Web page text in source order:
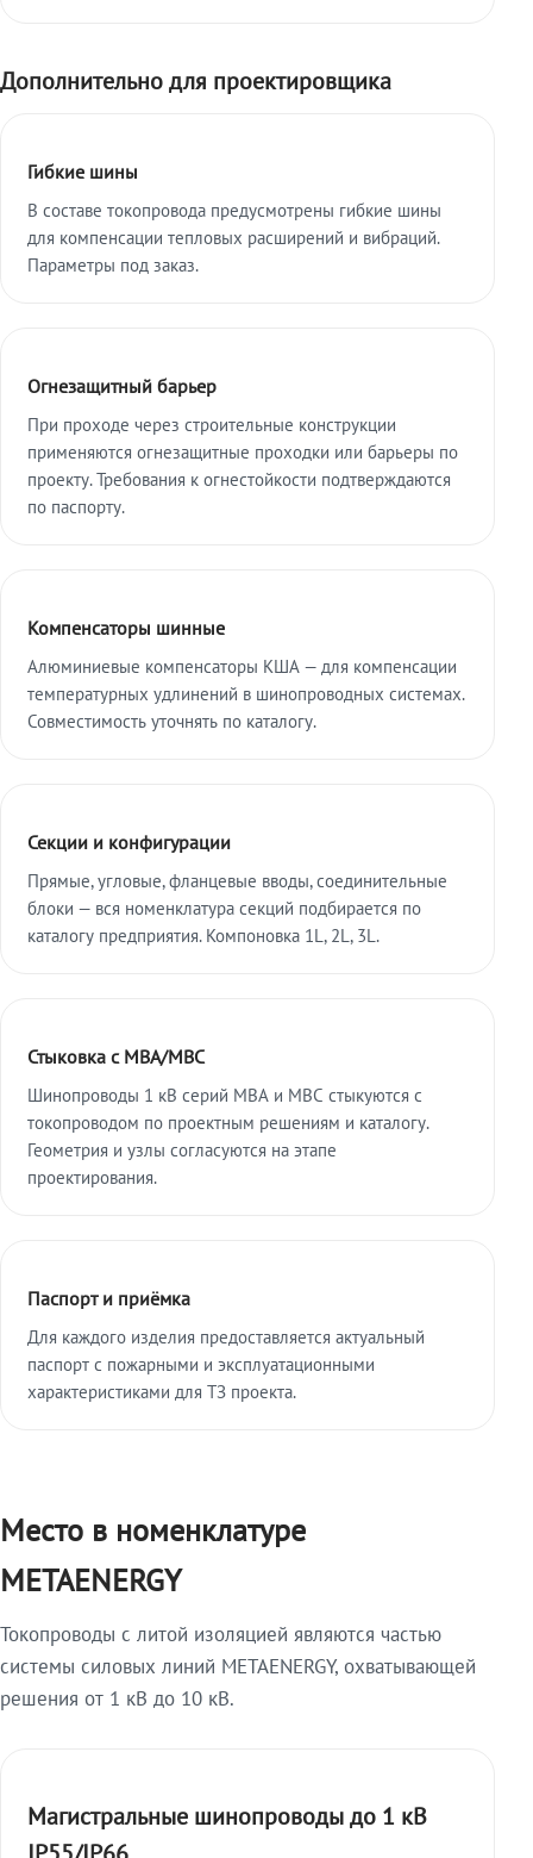
Дополнительно для проектировщика
Гибкие шины
В составе токопровода предусмотрены гибкие шины
для компенсации тепловых расширений и вибраций.
Параметры под заказ.
Огнезащитный барьер
При проходе через строительные конструкции
применяются огнезащитные проходки или барьеры по
проекту. Требования к огнестойкости подтверждаются
по паспорту.
Компенсаторы шинные
Алюминиевые компенсаторы КША — для компенсации
температурных удлинений в шинопроводных системах.
Совместимость уточнять по каталогу.
Секции и конфигурации
Прямые, угловые, фланцевые вводы, соединительные
блоки — вся номенклатура секций подбирается по
каталогу предприятия. Компоновка 1L, 2L, 3L.
Стыковка с МВА/МВС
Шинопроводы 1 кВ серий МВА и МВС стыкуются с
токопроводом по проектным решениям и каталогу.
Геометрия и узлы согласуются на этапе
проектирования.
Паспорт и приёмка
Для каждого изделия предоставляется актуальный
паспорт с пожарными и эксплуатационными
характеристиками для ТЗ проекта.
Место в номенклатуре
METAENERGY
Токопроводы с литой изоляцией являются частью
системы силовых линий METAENERGY, охватывающей
решения от 1 кВ до 10 кВ.
Магистральные шинопроводы до 1 кВ